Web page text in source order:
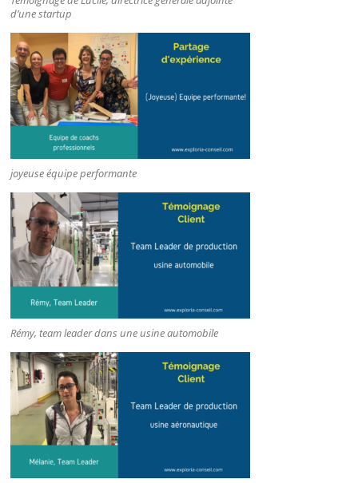
d’une startup
joyeuse équipe performante
Rémy, team leader dans une usine automobile